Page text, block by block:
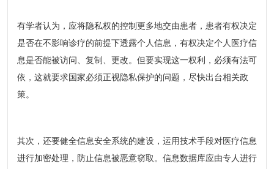
有学者认为，应将隐私权的控制更多地交由患者，患者有权决定
是否在不影响诊疗的前提下透露个人信息，有权决定个人医疗信
息是否能被访问、复制、更改。但要实现这一权利，必须有法可
依，这就要求国家必须正视隐私保护的问题，尽快出台相关政
策。
其次，还要健全信息安全系统的建设，运用技术手段对医疗信息
进行加密处理，防止信息被恶意窃取。信息数据库应由专人进行